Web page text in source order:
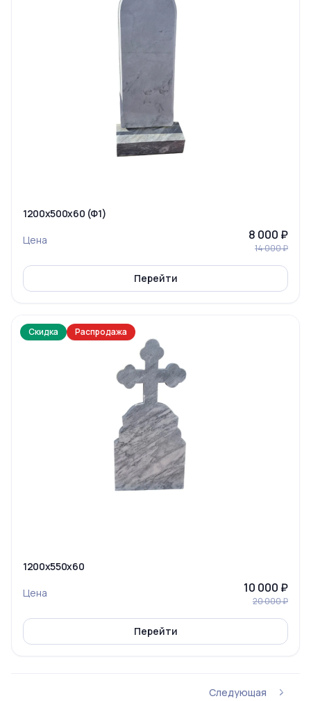
1200x500x60 (Ф1)
Цена
8 000 ₽
14 000 ₽
Перейти
Скидка Распродажа
1200x550x60
Цена
10 000 ₽
20 000 ₽
Перейти
Следующая